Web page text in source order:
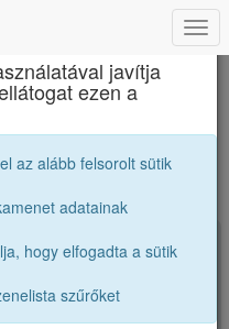
Líceum
javítja
ezen a
az alább felsorolt sütik
adatainak
hogy elfogadta a sütik
szűrőket